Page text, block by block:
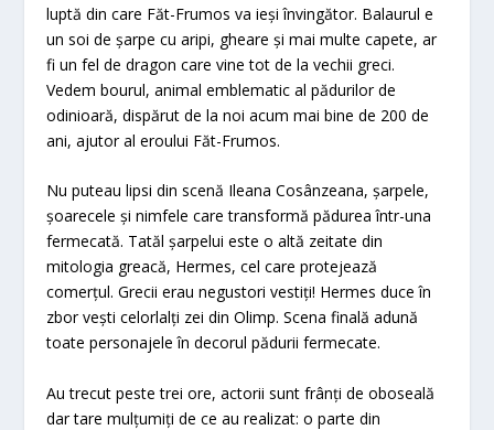
luptă din care Făt-Frumos va ieși învingător. Balaurul e
un soi de șarpe cu aripi, gheare și mai multe capete, ar
fi un fel de dragon care vine tot de la vechii greci.
Vedem bourul, animal emblematic al pădurilor de
odinioară, dispărut de la noi acum mai bine de 200 de
ani, ajutor al eroului Făt-Frumos.
Nu puteau lipsi din scenă Ileana Cosânzeana, șarpele,
șoarecele și nimfele care transformă pădurea într-una
fermecată. Tatăl șarpelui este o altă zeitate din
mitologia greacă, Hermes, cel care protejează
comerțul. Grecii erau negustori vestiți! Hermes duce în
zbor vești celorlalți zei din Olimp. Scena finală adună
toate personajele în decorul pădurii fermecate.
Au trecut peste trei ore, actorii sunt frânți de oboseală
dar tare mulțumiți de ce au realizat: o parte din